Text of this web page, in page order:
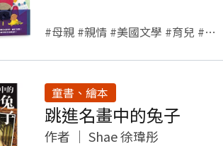
#母親 #親情 #美國文學 #育兒 #兒童文學 #繪本
童書、繪本
跳進名畫中的兔子
作者 ｜ Shae 徐瑋彤